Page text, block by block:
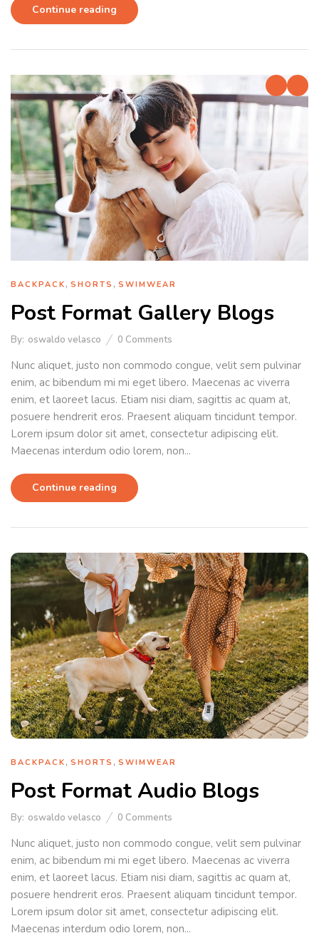
Continue reading
BACKPACK , SHORTS , SWIMWEAR
Post Format Gallery Blogs
By: oswaldo velasco 0 Comments
Nunc aliquet, justo non commodo congue, velit sem pulvinar
enim, ac bibendum mi mi eget libero. Maecenas ac viverra
enim, et laoreet lacus. Etiam nisi diam, sagittis ac quam at,
posuere hendrerit eros. Praesent aliquam tincidunt tempor.
Lorem ipsum dolor sit amet, consectetur adipiscing elit.
Maecenas interdum odio lorem, non...
Continue reading
BACKPACK , SHORTS , SWIMWEAR
Post Format Audio Blogs
By: oswaldo velasco 0 Comments
Nunc aliquet, justo non commodo congue, velit sem pulvinar
enim, ac bibendum mi mi eget libero. Maecenas ac viverra
enim, et laoreet lacus. Etiam nisi diam, sagittis ac quam at,
posuere hendrerit eros. Praesent aliquam tincidunt tempor.
Lorem ipsum dolor sit amet, consectetur adipiscing elit.
Maecenas interdum odio lorem, non...